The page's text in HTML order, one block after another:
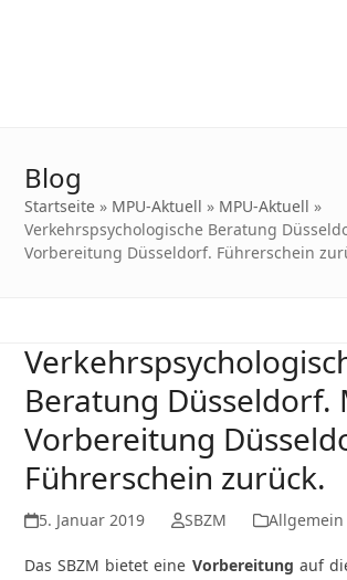
Blog
Startseite » MPU-Aktuell » MPU-Aktuell »
Verkehrspsychologische Beratung
Vorbereitung Düsseldorf. Führerschein
Beratung Düsseldorf.
Vorbereitung
Führerschein zurück.
5. Januar 2019 SBZM Allgemein
Das SBZM bietet eine Vorbereitung auf